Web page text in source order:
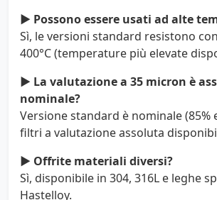
▶ Possono essere usati ad alte
Sì, le versioni standard resistono
400°C (temperature più elevate
▶ La valutazione a 35 micron è
nominale?
Versione standard è nominale (85%
filtri a valutazione assoluta
▶ Offrite materiali diversi?
Sì, disponibile in 304, 316L e leghe
Hastelloy.